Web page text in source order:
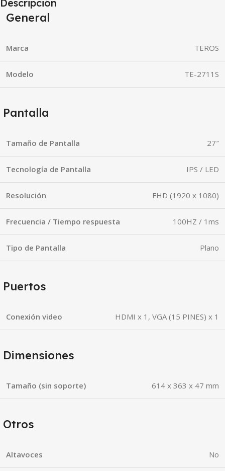
Descripción
General
Marca TEROS
Modelo TE-2711S
Pantalla
Tamaño de Pantalla 27″
Tecnología de Pantalla IPS / LED
Resolución FHD (1920 x 1080)
Frecuencia / Tiempo respuesta 100HZ / 1ms
Tipo de Pantalla Plano
Puertos
Conexión video HDMI x 1, VGA (15 PINES) x 1
Dimensiones
Tamaño (sin soporte) 614 x 363 x 47 mm
Otros
Altavoces No